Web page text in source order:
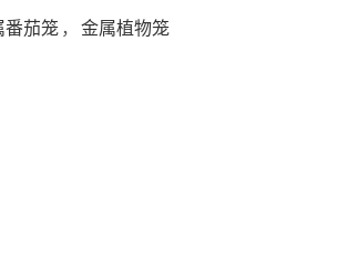
番茄笼 ， 金属植物笼